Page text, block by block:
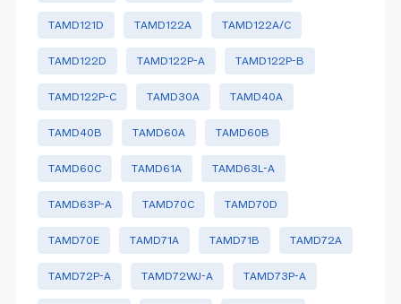
TAMD121D TAMD122A TAMD122A/C
TAMD122D TAMD122P-A TAMD122P-B
TAMD122P-C TAMD30A TAMD40A
TAMD40B TAMD60A TAMD60B
TAMD60C TAMD61A TAMD63L-A
TAMD63P-A TAMD70C TAMD70D
TAMD70E TAMD71A TAMD71B TAMD72A
TAMD72P-A TAMD72WJ-A TAMD73P-A